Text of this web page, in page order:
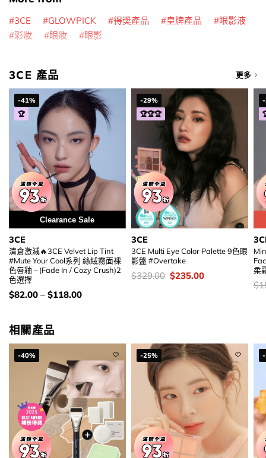
3CE GLOWPICK 得奬產品 皇牌產品
眼影液
彩妝
眼妝 眼影
3CE 產品 更多
-41%
🏆
Clearance Sale
3CE
清倉激減🔥3CE Velvet Lip Tint
#Mute Your Cool系列 絲絨霧面裸
色唇釉 – (Fade In / Cozy Crush)2
色選擇
價
錢：
$82.00– $118.00
-29%
🏆🏆🏆
3CE
3CE Multi Eye Color Palette 9色眼
影盤 #Overtake
價
錢：
$329.00 Original
price
$235.00Current
柔
價
錢
$
相關產品
-40% -25%